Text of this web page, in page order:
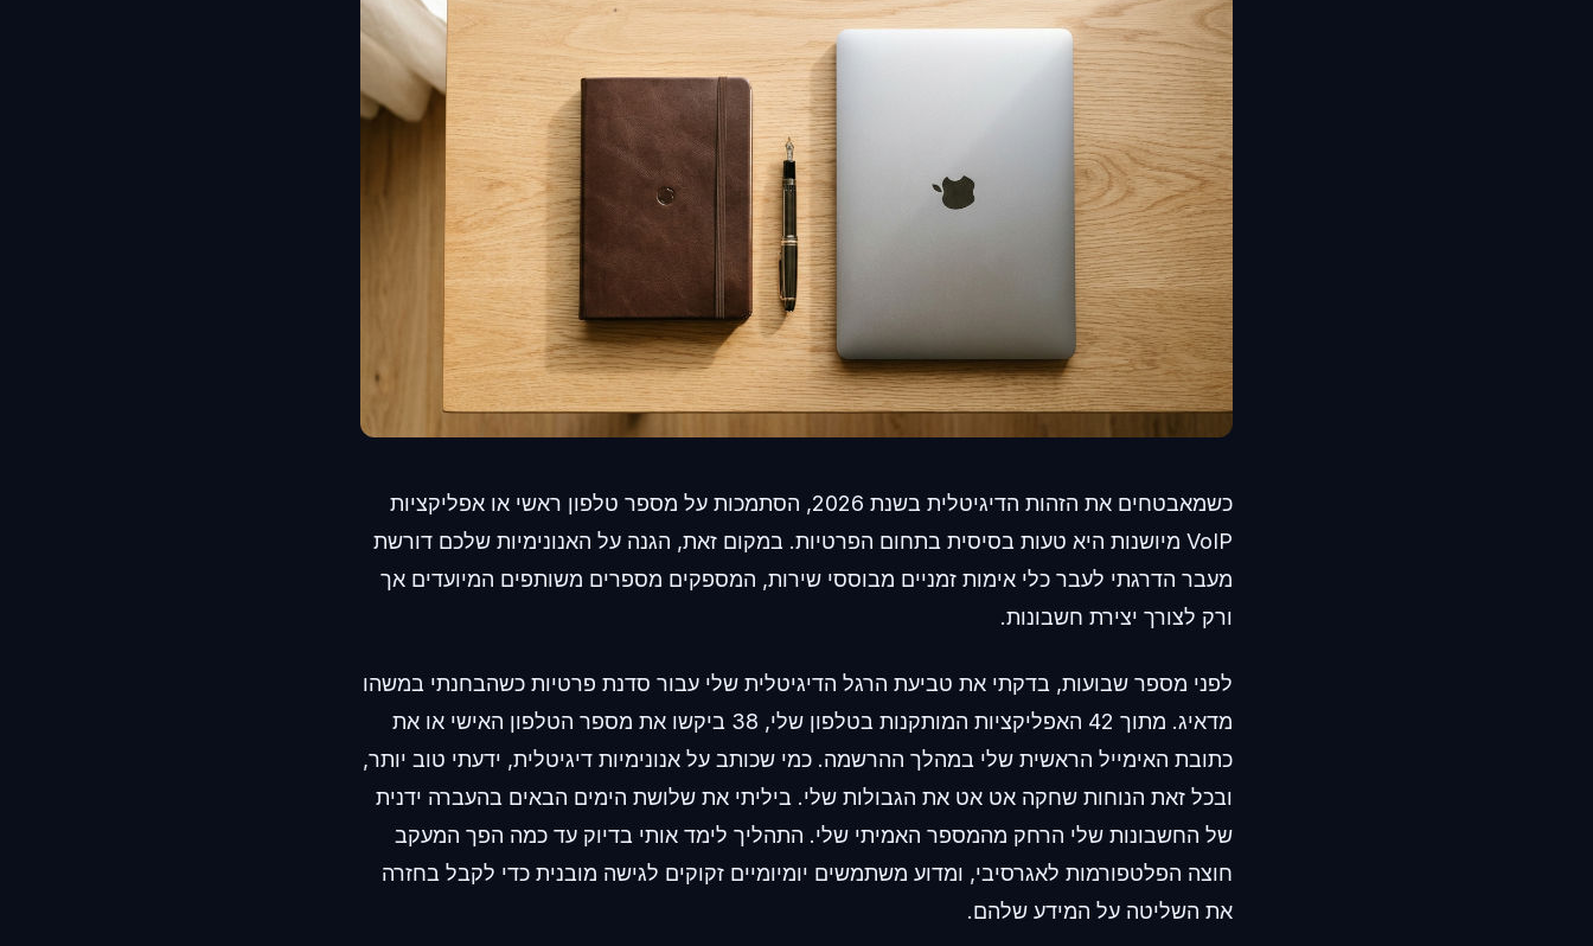
כשמאבטחים את הזהות הדיגיטלית בשנת 2026, הסתמכות על מספר טלפון ראשי או אפליקציות
VoIP מיושנות היא טעות בסיסית בתחום הפרטיות. במקום זאת, הגנה על האנונימיות שלכם דורשת
מעבר הדרגתי לעבר כלי אימות זמניים מבוססי שירות, המספקים מספרים משותפים המיועדים אך
ורק לצורך יצירת חשבונות.
לפני מספר שבועות, בדקתי את טביעת הרגל הדיגיטלית שלי עבור סדנת פרטיות כשהבחנתי במשהו
מדאיג. מתוך 42 האפליקציות המותקנות בטלפון שלי, 38 ביקשו את מספר הטלפון האישי או את
כתובת האימייל הראשית שלי במהלך ההרשמה. כמי שכותב על אנונימיות דיגיטלית, ידעתי טוב יותר,
ובכל זאת הנוחות שחקה אט אט את הגבולות שלי. ביליתי את שלושת הימים הבאים בהעברה ידנית
של החשבונות שלי הרחק מהמספר האמיתי שלי. התהליך לימד אותי בדיוק עד כמה הפך המעקב
חוצה הפלטפורמות לאגרסיבי, ומדוע משתמשים יומיומיים זקוקים לגישה מובנית כדי לקבל בחזרה
את השליטה על המידע שלהם.